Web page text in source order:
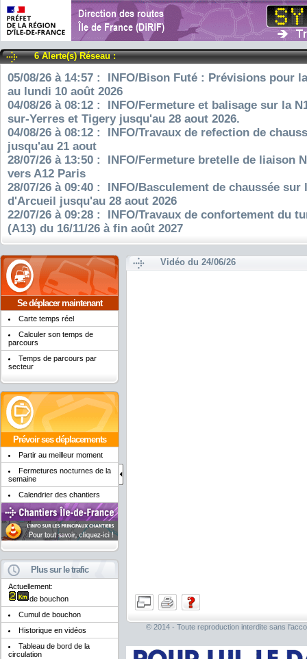
6 Alerte(s) Réseau :
05/08/26 à 14:57 : INFO/Bison Futé : Prévisions pour
au lundi 10 août 2026
04/08/26 à 08:12 : INFO/Fermeture et balisage sur la
sur-Yerres et Tigery jusqu'au 28 aout 2026.
04/08/26 à 08:12 : INFO/Travaux de refection de
jusqu'au 21 aout
28/07/26 à 13:50 : INFO/Fermeture bretelle de liaison
vers A12 Paris
28/07/26 à 09:40 : INFO/Basculement de chaussée sur
d'Arcueil jusqu'au 28 aout 2026
22/07/26 à 09:28 : INFO/Travaux de confortement du
(A13) du 16/11/26 à fin août 2027
Se déplacer maintenant
Carte temps réel
Calculer son temps de
parcours
Temps de parcours par
secteur
Prévoir ses déplacements
Partir au meilleur moment
Fermetures nocturnes de la
semaine
Calendrier des chantiers
Plus sur le trafic
Actuellement:
de bouchon
Cumul de bouchon
Historique en vidéos
Tableau de bord de la
circulation
Vidéo du 24/06/26
© 2014 - Toute reproduction interdite sans